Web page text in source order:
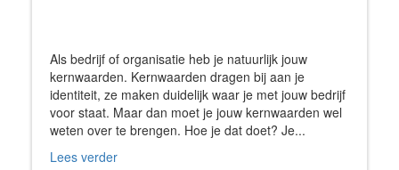
Als bedrijf of organisatie heb je natuurlijk jouw
kernwaarden. Kernwaarden dragen bij aan je
identiteit, ze maken duidelijk waar je met jouw bedrijf
voor staat. Maar dan moet je jouw kernwaarden wel
weten over te brengen. Hoe je dat doet? Je...
Lees verder